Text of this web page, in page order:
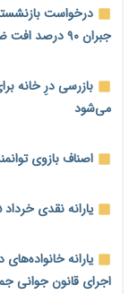
می‌شود
رئیس سازمان
مالیات هستند
کاهش می‌یابد
اختیارات جدید
درخواست
جبران ۹۰ درصد افت ضریب زمان برقراری
بازرسی درِ خانه
می‌شود
اصناف بازوی
یارانه نقدی خرداد ۱۴۰۵ دهک‌های چهارم تا نهم واریز شد
اجرای قانون جوانی